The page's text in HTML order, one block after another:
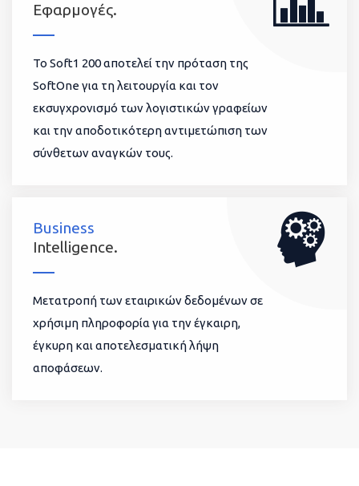
Εφαρμογές.
To Soft1 200 αποτελεί την πρόταση της
SoftOne για τη λειτουργία και τον
εκσυγχρονισμό των λογιστικών γραφείων
και την αποδοτικότερη αντιμετώπιση των
σύνθετων αναγκών τους.
Business
Intelligence.
Μετατροπή των εταιρικών δεδομένων σε
χρήσιμη πληροφορία για την έγκαιρη,
έγκυρη και αποτελεσματική λήψη
αποφάσεων.